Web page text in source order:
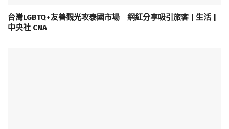
台灣LGBTQ+友善觀光攻泰國市場 網紅分享吸引旅客 | 生活 |
中央社 CNA